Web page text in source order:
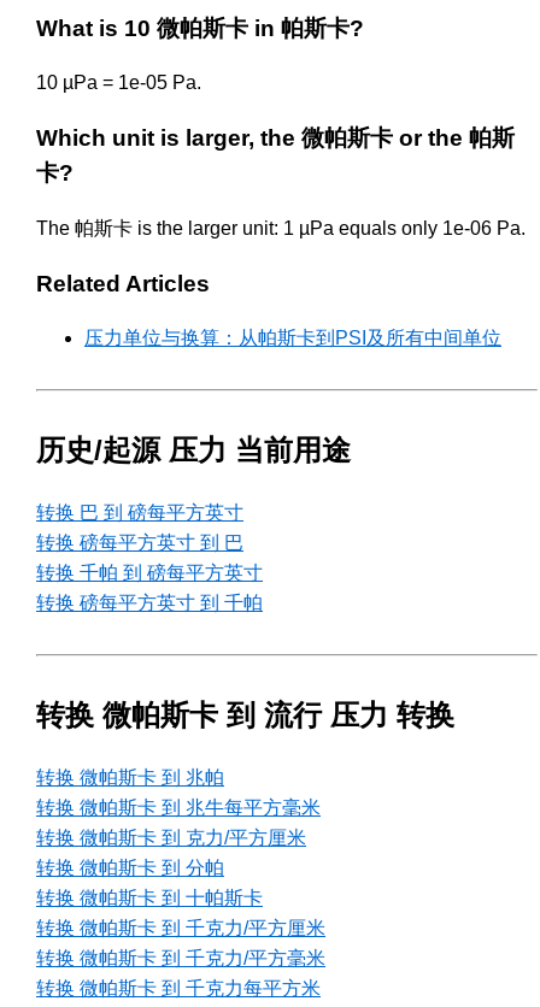
What is 10 微帕斯卡 in 帕斯卡?
10 µPa = 1e-05 Pa.
Which unit is larger, the 微帕斯卡 or the 帕斯
卡?
The 帕斯卡 is the larger unit: 1 µPa equals only 1e-06 Pa.
Related Articles
压力单位与换算：从帕斯卡到PSI及所有中间单位
历史/起源 压力 当前用途
转换 巴 到 磅每平方英寸
转换 磅每平方英寸 到 巴
转换 千帕 到 磅每平方英寸
转换 磅每平方英寸 到 千帕
转换 微帕斯卡 到 流行 压力 转换
转换 微帕斯卡 到 兆帕
转换 微帕斯卡 到 兆牛每平方毫米
转换 微帕斯卡 到 克力/平方厘米
转换 微帕斯卡 到 分帕
转换 微帕斯卡 到 十帕斯卡
转换 微帕斯卡 到 千克力/平方厘米
转换 微帕斯卡 到 千克力/平方毫米
转换 微帕斯卡 到 千克力每平方米